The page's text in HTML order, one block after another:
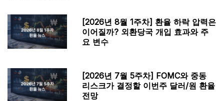
[2026년 8월 1주차] 환율 하락 압력은
이어질까? 외환당국 개입 효과와 주
요 변수
[2026년 7월 5주차] FOMC와 중동
리스크가 결정할 이번주 달러/원 환율
전망